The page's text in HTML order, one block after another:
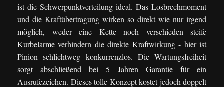
ist die Schwerpunktverteilung ideal. Das Losbrechmoment
und die Kraftübertragung wirken so direkt wie nur irgend
möglich, weder eine Kette noch verschieden steife
Kurbelarme verhindern die direkte Kraftwirkung - hier ist
Pinion schlichtweg konkurrenzlos. Die Wartungsfreiheit
sorgt abschließend bei 5 Jahren Garantie für ein
Ausrufezeichen. Dieses tolle Konzept kostet jedoch doppelt